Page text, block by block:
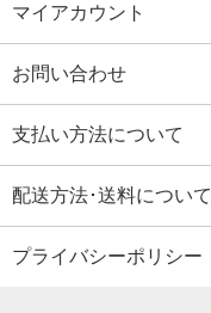
マイアカウント
お問い合わせ
支払い方法について
配送方法･送料について
プライバシーポリシー